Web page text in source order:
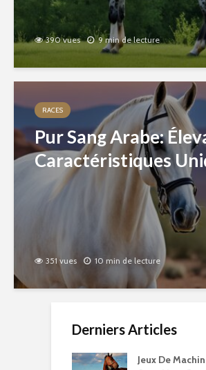
390 vues 9 min de lecture
RACES
Pur Sang Arabe:
Caractéristiques
351 vues 10 min de lecture
Derniers Articles
Jeux De